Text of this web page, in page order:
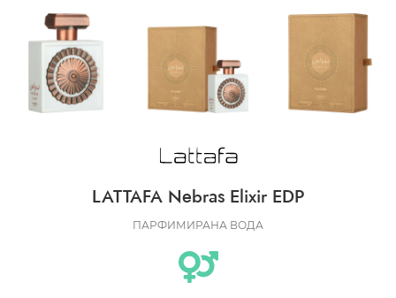
LATTAFA Nebras Elixir EDP
ПАРФИМИРАНА ВОДА